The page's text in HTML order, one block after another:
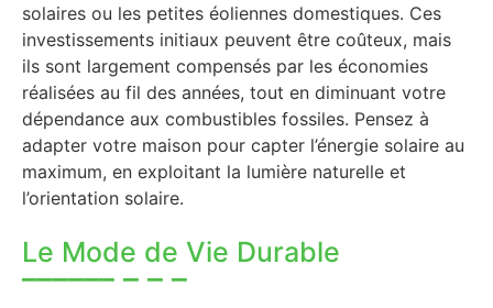
solaires ou les petites éoliennes domestiques. Ces
investissements initiaux peuvent être coûteux, mais
ils sont largement compensés par les économies
réalisées au fil des années, tout en diminuant votre
dépendance aux combustibles fossiles. Pensez à
adapter votre maison pour capter l’énergie solaire au
maximum, en exploitant la lumière naturelle et
l’orientation solaire.
Le Mode de Vie Durable